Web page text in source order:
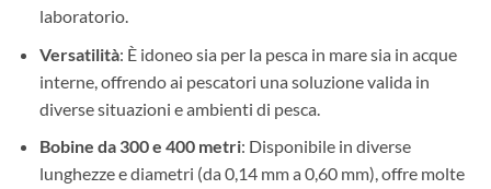
laboratorio.
Versatilità: È idoneo sia per la pesca in mare sia in acque
interne, offrendo ai pescatori una soluzione valida in
diverse situazioni e ambienti di pesca.
Bobine da 300 e 400 metri: Disponibile in diverse
lunghezze e diametri (da 0,14 mm a 0,60 mm), offre molte